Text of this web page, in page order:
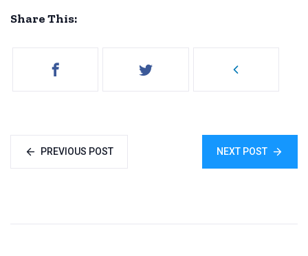
Share This:
PREVIOUS POST NEXT POST